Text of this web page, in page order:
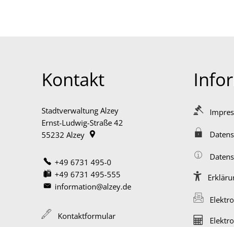
Kontakt
Stadtverwaltung Alzey
Ernst-Ludwig-Straße 42
55232 Alzey
+49 6731 495-0
+49 6731 495-555
information@alzey.de
Kontaktformular